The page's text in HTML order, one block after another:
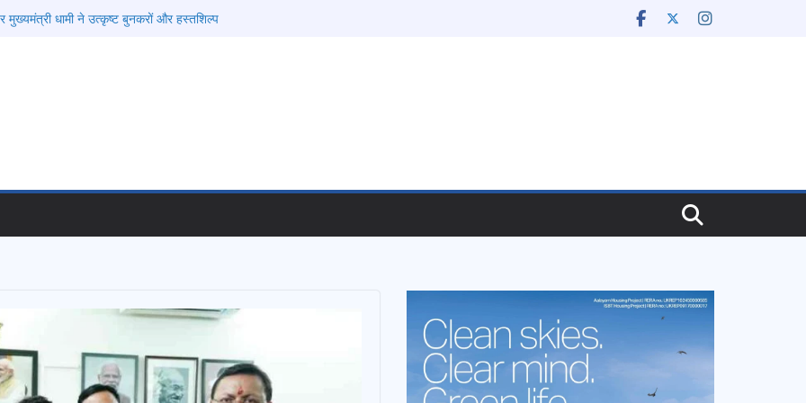
मुख्यमंत्री धामी ने उत्कृष्ट बुनकरों और हस्तशिल्प